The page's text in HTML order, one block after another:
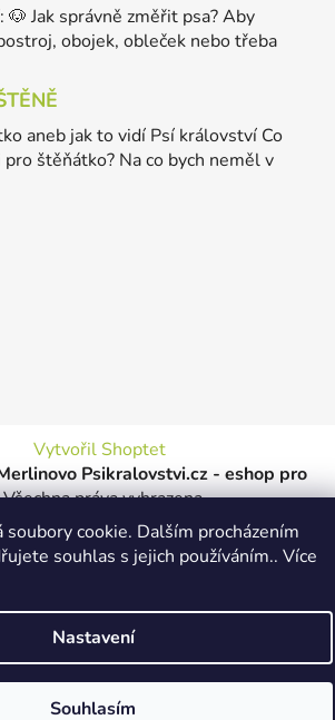
cookie. Dalším procházením
souhlas s jejich používáním.. Více
Nastavení
Souhlasím
Jak správně změřit psa? Aby
obojek, obleček nebo třeba
aneb jak to vidí Psí království Co
štěňátko? Na co bych neměl v
Vytvořil Shoptet
Psikralovstvi.cz - eshop pro
práva vyhrazena.